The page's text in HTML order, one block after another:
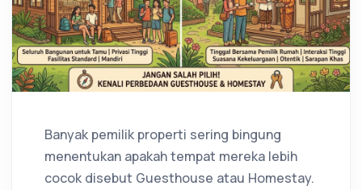
Banyak pemilik properti sering bingung
menentukan apakah tempat mereka lebih
cocok disebut Guesthouse atau Homestay.